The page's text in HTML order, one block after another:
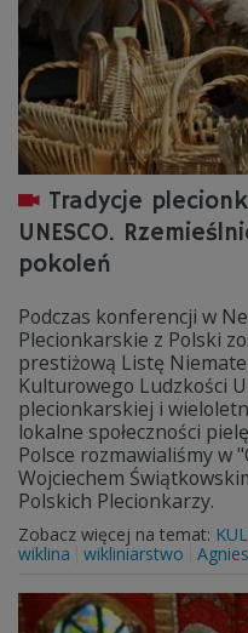
Tradycje
UNESCO.
pokoleń
Podczas konferencji w
Plecionkarskie z Polski
prestiżową Listę
Kulturowego Ludzkości
plecionkarskiej i
lokalne społeczności
Polsce rozmawialiśmy w
Wojciechem
Polskich Plecionkarzy.
Zobacz więcej na temat:
wiklina
wikliniarstwo